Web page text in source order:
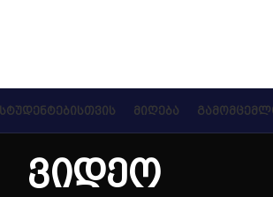
ᲡᲢᲣᲓᲔᲜᲢᲔᲑᲘᲡᲗᲕᲘᲡ ᲛᲘᲦᲔᲑᲐ
ვიდეო